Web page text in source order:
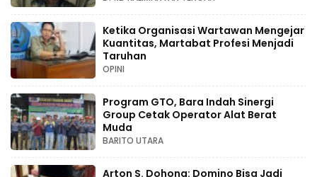
Ketika Organisasi Wartawan Mengejar
Kuantitas, Martabat Profesi Menjadi
Taruhan
OPINI
Program GTO, Bara Indah Sinergi
Group Cetak Operator Alat Berat
Muda
BARITO UTARA
Arton S. Dohong: Domino Bisa Jadi